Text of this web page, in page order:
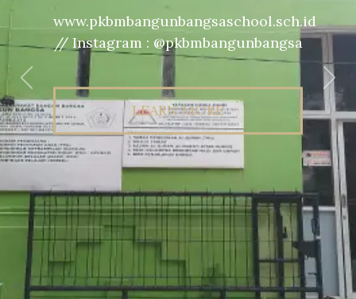
www.pkbmbangunbangsaschool.sch.id
// Instagram : @pkbmbangunbangsa
LEARN MORE
Previous